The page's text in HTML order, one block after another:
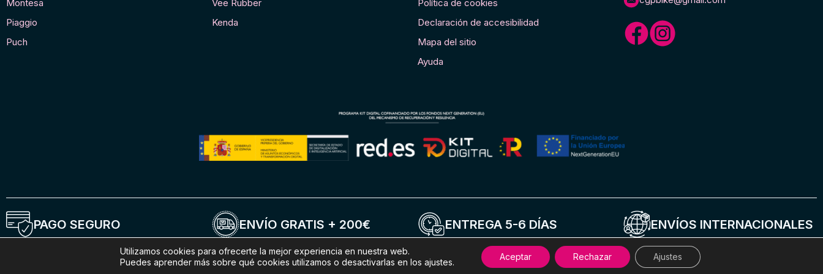
Montesa
Piaggio
Puch
Vee Rubber
Kenda
Política de cookies
Declaración de accesibilidad
Mapa del sitio
Ayuda
PAGO SEGURO ENVÍO GRATIS + 200€ ENTREGA 5-6 DÍAS ENVÍOS INTERNACIONALES
© 2026 CGPBikes
Utilizamos cookies para ofrecerte la mejor experiencia en nuestra web.
Puedes aprender más sobre qué cookies utilizamos o desactivarlas en los ajustes.
Aceptar Rechazar Ajustes